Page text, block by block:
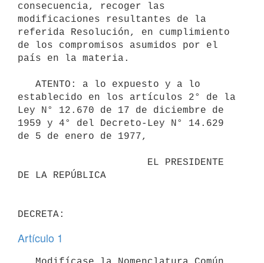
consecuencia, recoger las
modificaciones resultantes de la
referida Resolución, en cumplimiento
de los compromisos asumidos por el
país en la materia.
establecido en los artículos 2° de la
Ley N° 12.670 de 17 de diciembre de
1959 y 4° del Decreto-Ley N° 14.629
de 5 de enero de 1977,
DE LA REPÚBLICA
Artículo 1